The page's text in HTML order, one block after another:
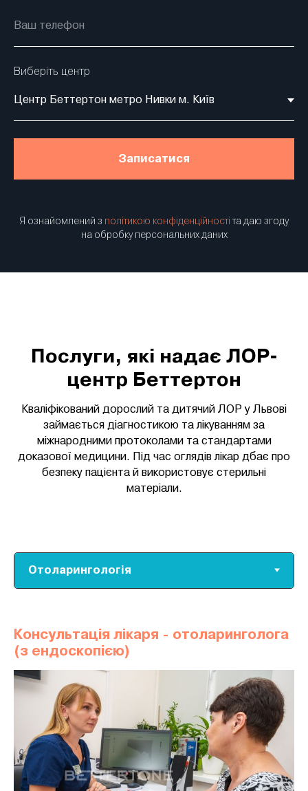
Виберіть центр
Записатися
Я ознайомлений з політикою конфіденційності та даю згоду
на обробку персональних даних
Послуги, які надає ЛОР-
центр Беттертон
Кваліфікований дорослий та дитячий ЛОР у Львові
займається діагностикою та лікуванням за
міжнародними протоколами та стандартами
доказової медицини. Під час оглядів лікар дбає про
безпеку пацієнта й використовує стерильні
матеріали.
Консультація лікаря - отоларинголога
(з ендоскопією)